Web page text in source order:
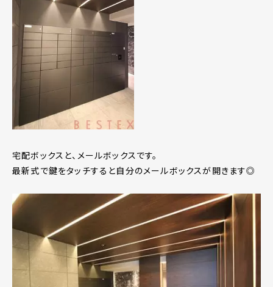
宅配ボックスと、メールボックスです。
最新式で鍵をタッチすると自分のメールボックスが開きます◎